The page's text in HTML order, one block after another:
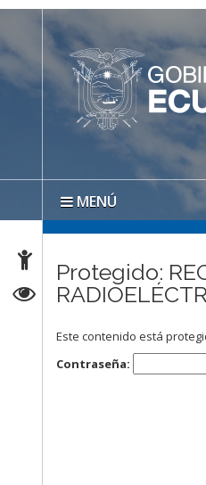
MENÚ
Protegido:
Este contenido está
Contraseña: